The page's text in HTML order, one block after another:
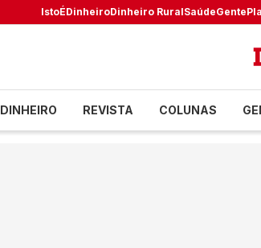
IstoÉDinheiroDinheiro RuralSaúdeGente
DINHEIRO REVISTA COLUNAS